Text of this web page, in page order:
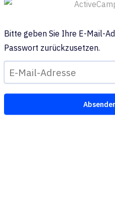
Bitte geben Sie Ihre E-Mail-
Passwort zurückzusetzen.